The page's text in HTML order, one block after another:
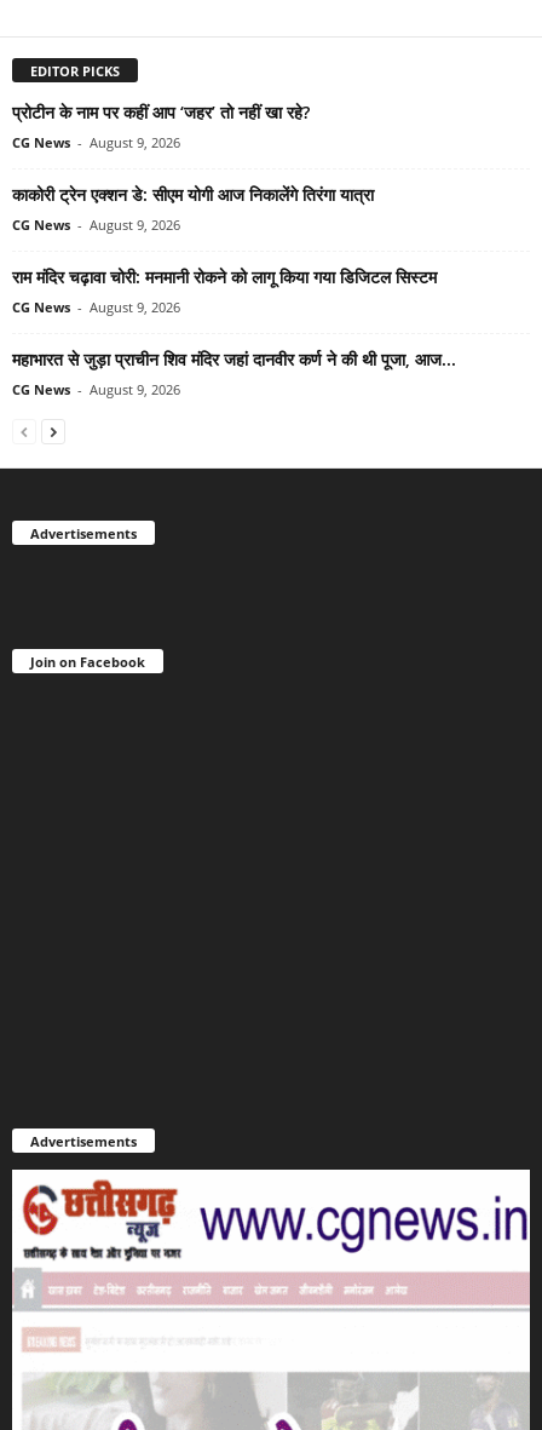
EDITOR PICKS
प्रोटीन के नाम पर कहीं आप ‘जहर’ तो नहीं खा रहे?
CG News - August 9, 2026
काकोरी ट्रेन एक्शन डे: सीएम योगी आज निकालेंगे तिरंगा यात्रा
CG News - August 9, 2026
राम मंदिर चढ़ावा चोरी: मनमानी रोकने को लागू किया गया डिजिटल सिस्टम
CG News - August 9, 2026
महाभारत से जुड़ा प्राचीन शिव मंदिर जहां दानवीर कर्ण ने की थी पूजा, आज...
CG News - August 9, 2026
Advertisements
Join on Facebook
Advertisements